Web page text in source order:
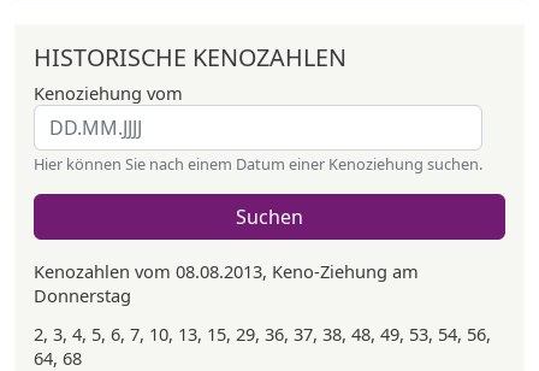
HISTORISCHE KENOZAHLEN
Kenoziehung vom
Hier können Sie nach einem Datum einer Kenoziehung suchen.
Suchen
Kenozahlen vom 08.08.2013, Keno-Ziehung am
Donnerstag
2, 3, 4, 5, 6, 7, 10, 13, 15, 29, 36, 37, 38, 48, 49, 53, 54, 56,
64, 68